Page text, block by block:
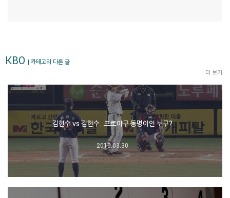
KBO | 카테고리 다른 글
더 보기
김현수 vs 김현수…프로야구 동명이인 누구?
2019.03.30